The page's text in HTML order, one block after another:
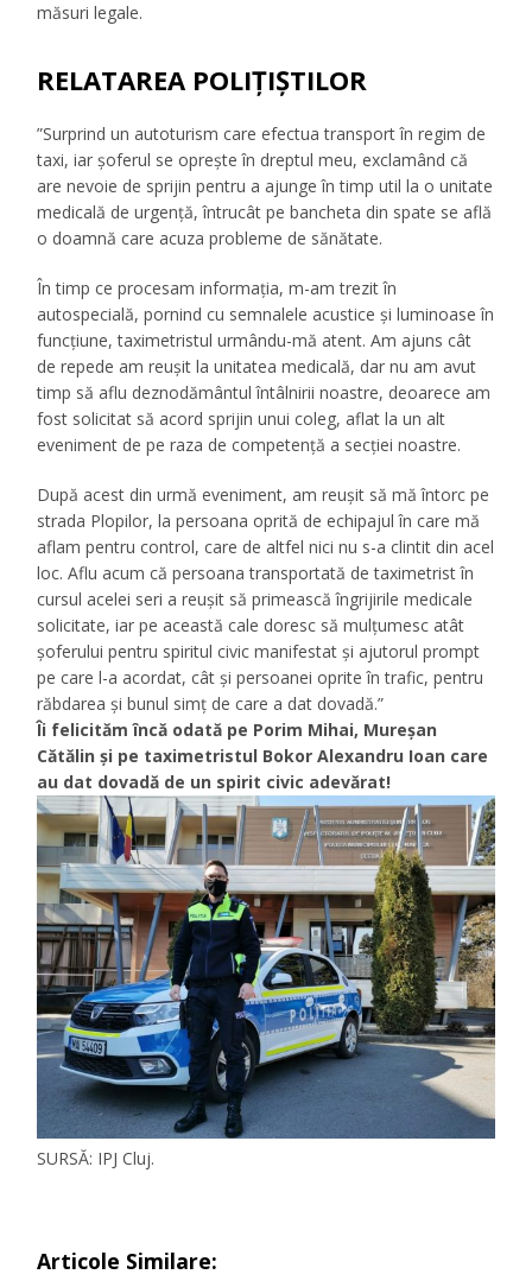
măsuri legale.
RELATAREA POLIȚIȘTILOR
”Surprind un autoturism care efectua transport în regim de
taxi, iar șoferul se oprește în dreptul meu, exclamând că
are nevoie de sprijin pentru a ajunge în timp util la o unitate
medicală de urgență, întrucât pe bancheta din spate se află
o doamnă care acuza probleme de sănătate.
În timp ce procesam informația, m-am trezit în
autospecială, pornind cu semnalele acustice și luminoase în
funcțiune, taximetristul urmându-mă atent. Am ajuns cât
de repede am reușit la unitatea medicală, dar nu am avut
timp să aflu deznodământul întâlnirii noastre, deoarece am
fost solicitat să acord sprijin unui coleg, aflat la un alt
eveniment de pe raza de competență a secției noastre.
După acest din urmă eveniment, am reușit să mă întorc pe
strada Plopilor, la persoana oprită de echipajul în care mă
aflam pentru control, care de altfel nici nu s-a clintit din acel
loc. Aflu acum că persoana transportată de taximetrist în
cursul acelei seri a reușit să primească îngrijirile medicale
solicitate, iar pe această cale doresc să mulțumesc atât
șoferului pentru spiritul civic manifestat și ajutorul prompt
pe care l-a acordat, cât și persoanei oprite în trafic, pentru
răbdarea și bunul simț de care a dat dovadă.”
Îi felicităm încă odată pe Porim Mihai, Mureșan
Cătălin și pe taximetristul Bokor Alexandru Ioan care
au dat dovadă de un spirit civic adevărat!
SURSĂ: IPJ Cluj.
Articole Similare: